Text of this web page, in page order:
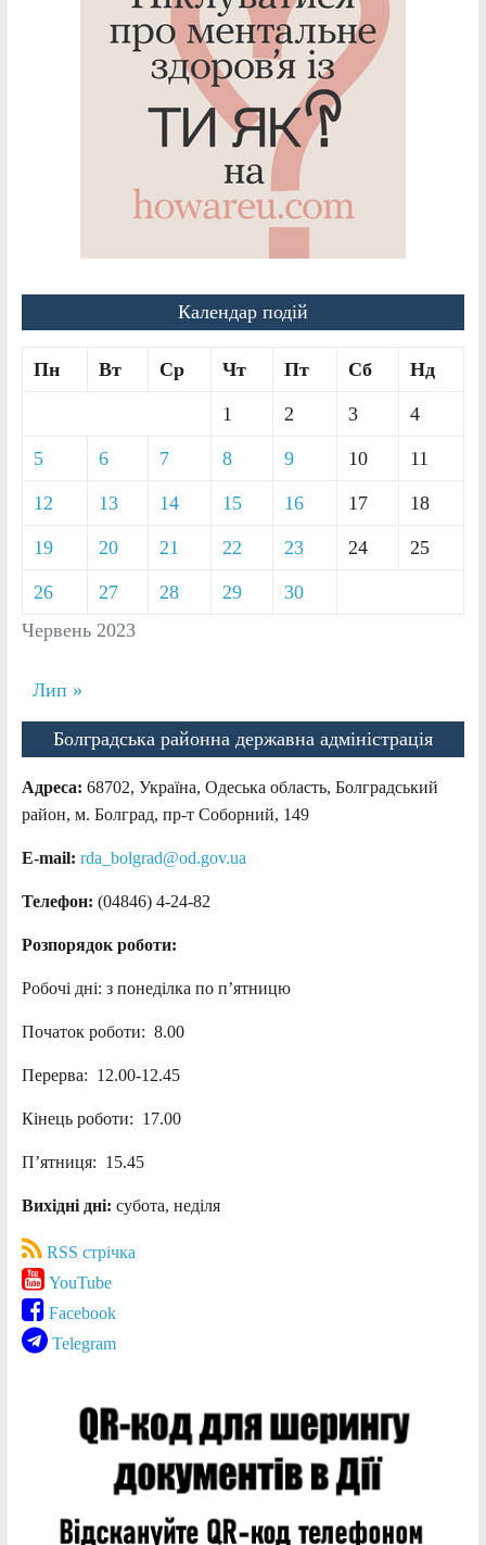
Календар подій
Червень 2023
Пн Вт Ср Чт Пт Сб Нд
1 2 3 4
5 6 7 8 9 10 11
12 13 14 15 16 17 18
19 20 21 22 23 24 25
26 27 28 29 30
Лип »
Болградська районна державна адміністрація
Адреса: 68702, Україна, Одеська область, Болградський
район, м. Болград, пр-т Соборний, 149
E-mail: rda_bolgrad@od.gov.ua
Телефон: (04846) 4-24-82
Розпорядок роботи:
Робочі дні: з понеділка по п’ятницю
Початок роботи: 8.00
Перерва: 12.00-12.45
Кінець роботи: 17.00
П’ятниця: 15.45
Вихідні дні: субота, неділя
RSS стрічка
YouTube
Facebook
Telegram